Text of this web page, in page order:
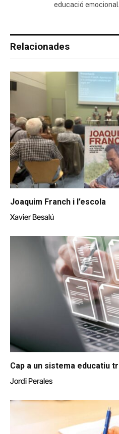
educació emocional.
Relacionades
Joaquim Franch i l’escola
Xavier Besalú
Cap a un sistema educatiu
Jordi Perales